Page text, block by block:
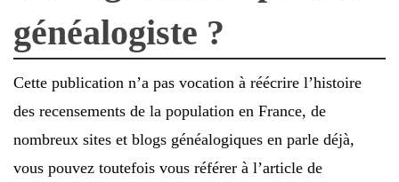
généalogiste ?
Cette publication n’a pas vocation à réécrire l’histoire
des recensements de la population en France, de
nombreux sites et blogs généalogiques en parle déjà,
vous pouvez toutefois vous référer à l’article de